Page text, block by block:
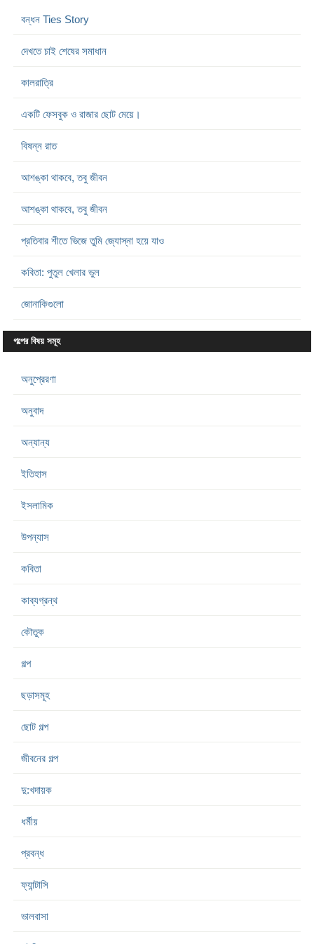
বন্ধন Ties Story
দেখতে চাই শেষের সমাধান
কালরাত্রি
একটি ফেসবুক ও রাজার ছোট মেয়ে।
বিষন্ন রাত
আশঙ্কা থাকবে, তবু জীবন
আশঙ্কা থাকবে, তবু জীবন
প্রতিবার শীতে ভিজে তুমি জ্যোস্না হয়ে যাও
কবিতা: পুতুল খেলার ভুল
জোনাকিগুলো
গল্পের বিষয় সমূহ
অনুপ্রেরণা
অনুবাদ
অন্যান্য
ইতিহাস
ইসলামিক
উপন্যাস
কবিতা
কাব্যগ্রন্থ
কৌতুক
গল্প
ছড়াসমূহ
ছোট গল্প
জীবনের গল্প
দু:খদায়ক
ধর্মীয়
প্রবন্ধ
ফ্যান্টাসি
ভালবাসা